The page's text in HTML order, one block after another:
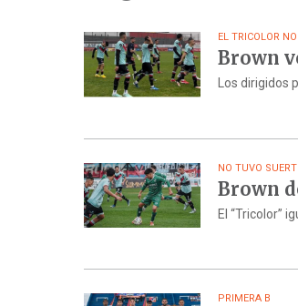
EL TRICOLOR
Brown
Los
NO TUVO
Brown
El “Tricolor”
PRIMERA B